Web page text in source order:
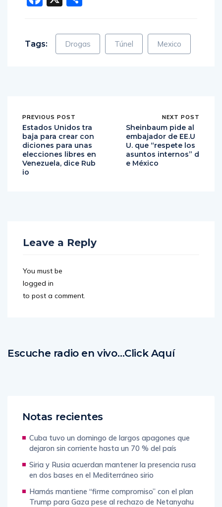
Tags: Drogas Túnel Mexico
PREVIOUS POST
Estados Unidos tra
baja para crear con
diciones para unas
elecciones libres en
Venezuela, dice Rub
io
NEXT POST
Sheinbaum pide al
embajador de EE.U
U. que “respete los
asuntos internos” d
e México
Leave a Reply
You must be
logged in
to post a comment.
Escuche radio en vivo…Click Aquí
Notas recientes
Cuba tuvo un domingo de largos apagones que
dejaron sin corriente hasta un 70 % del país
Siria y Rusia acuerdan mantener la presencia rusa
en dos bases en el Mediterráneo sirio
Hamás mantiene “firme compromiso” con el plan
Trump para Gaza pese al rechazo de Netanyahu